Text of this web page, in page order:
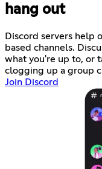
hang out
Discord servers help
based channels.
what you're up to, or
clogging up a group
Join Discord